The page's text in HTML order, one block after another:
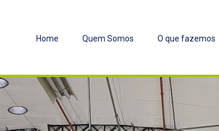
Home Quem Somos O que fazemos